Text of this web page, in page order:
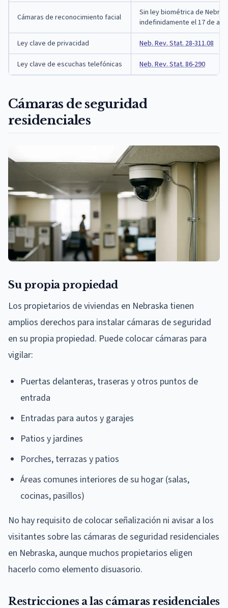
Cámaras de reconocimiento facial
Sin ley biométrica de
indefinidamente el 17 de
Ley clave de privacidad Neb. Rev. Stat. 28-311.08
Ley clave de escuchas telefónicas Neb. Rev. Stat. 86-290
Cámaras de seguridad
residenciales
Su propia propiedad
Los propietarios de viviendas en Nebraska tienen
amplios derechos para instalar cámaras de seguridad
en su propia propiedad. Puede colocar cámaras para
vigilar:
Puertas delanteras, traseras y otros puntos de
entrada
Entradas para autos y garajes
Patios y jardines
Porches, terrazas y patios
Áreas comunes interiores de su hogar (salas,
cocinas, pasillos)
No hay requisito de colocar señalización ni avisar a los
visitantes sobre las cámaras de seguridad residenciales
en Nebraska, aunque muchos propietarios eligen
hacerlo como elemento disuasorio.
Restricciones a las cámaras residenciales